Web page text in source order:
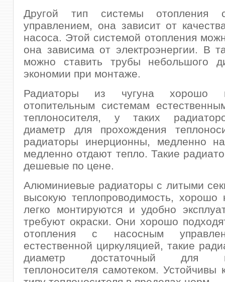
Другой тип системы отопления
управлением, она зависит от
насоса. Этой системой отопления
она зависима от электроэнергии. В
можно ставить трубы небольшого
экономии при монтаже.
Радиаторы из чугуна хорошо
отопительным системам
теплоносителя, у таких
диаметр для прохождения
радиаторы инерционны, медленно
медленно отдают тепло. Такие
дешевые по цене.
Алюминиевые радиаторы с литыми
высокую теплопроводимость, хорошо
легко монтируются и удобно
требуют окраски. Они хорошо
отопления с насосным
естественной циркуляцией, такие
диаметр достаточный для
теплоносителя самотеком. Устойчивы